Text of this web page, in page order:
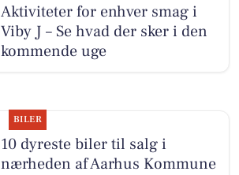
Aktiviteter for enhver smag i
Viby J – Se hvad der sker i den
kommende uge
BILER
10 dyreste biler til salg i
nærheden af Aarhus Kommune